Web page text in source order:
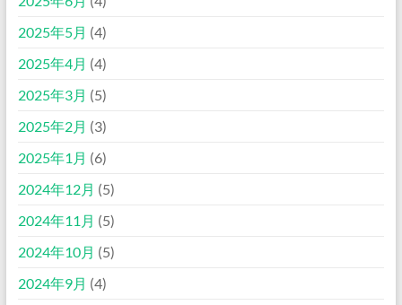
2025年5月 (4)
2025年4月 (4)
2025年3月 (5)
2025年2月 (3)
2025年1月 (6)
2024年12月 (5)
2024年11月 (5)
2024年10月 (5)
2024年9月 (4)